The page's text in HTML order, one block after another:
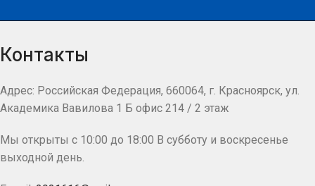
Контакты
Адрес: Российская Федерация, 660064, г. Красноярск, ул.
Академика Вавилова 1 Б офис 214 / 2 этаж
Мы открыты с 10:00 до 18:00 В субботу и воскресенье
выходной день.